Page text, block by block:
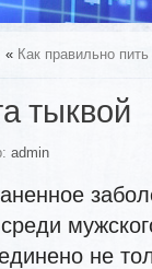
« Как правильно
тыквой
admin
не